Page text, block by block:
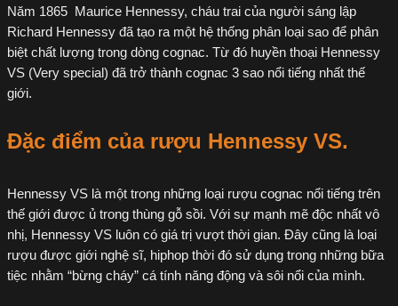
Năm 1865 Maurice Hennessy, cháu trai của người sáng lập
Richard Hennessy đã tạo ra một hệ thống phân loại sao để phân
biệt chất lượng trong dòng cognac. Từ đó huyền thoại Hennessy
VS (Very special) đã trở thành cognac 3 sao nổi tiếng nhất thế
giới.
Đặc điểm của rượu Hennessy VS.
Hennessy VS là một trong những loại rượu cognac nổi tiếng trên
thế giới được ủ trong thùng gỗ sồi. Với sự mạnh mẽ độc nhất vô
nhị, Hennessy VS luôn có giá trị vượt thời gian. Đây cũng là loại
rượu được giới nghệ sĩ, hiphop thời đó sử dụng trong những bữa
tiệc nhằm “bừng cháy” cá tính năng động và sôi nổi của mình.